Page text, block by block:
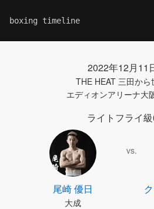
boxing timeline
2022年12月11
THE HEAT 三田から
エディオンアリーナ大
ライトフライ
尾崎 優日
大成
vs.